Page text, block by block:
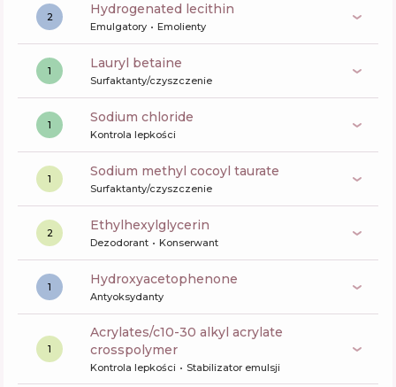
2 hydrogenated lecithin
Emulgatory Emolienty
1 lauryl betaine
Surfaktanty/czyszczenie
1 sodium chloride
Kontrola lepkości
1 sodium methyl cocoyl taurate
Surfaktanty/czyszczenie
2 ethylhexylglycerin
Dezodorant Konserwant
1 Hydroxyacetophenone
Antyoksydanty
1
acrylates/c10-30 alkyl acrylate
crosspolymer
Kontrola lepkości Stabilizator emulsji